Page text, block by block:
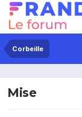
Corbeille
Mise